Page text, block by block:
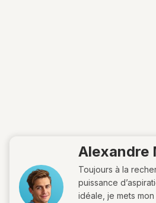
Alexandre
Toujours à la
puissance
idéale, je mets